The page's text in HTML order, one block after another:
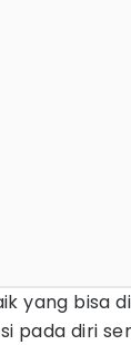
yang bisa
pada diri